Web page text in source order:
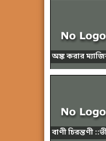
অঙ্ক করার
বাণী চিরন্তণী